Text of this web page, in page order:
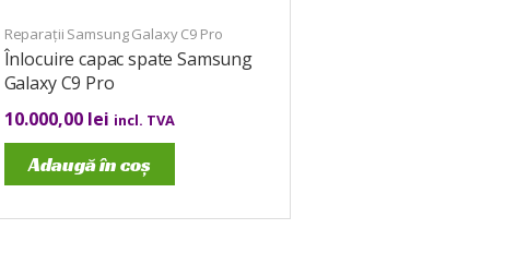
Reparații Samsung Galaxy C9 Pro
Înlocuire capac spate Samsung
Galaxy C9 Pro
10.000,00 lei incl. TVA
Adaugă în coș